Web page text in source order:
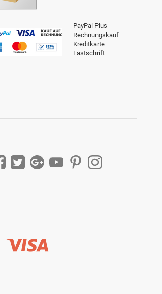
PayPal Plus
Rechnungskauf
Kreditkarte
Lastschrift